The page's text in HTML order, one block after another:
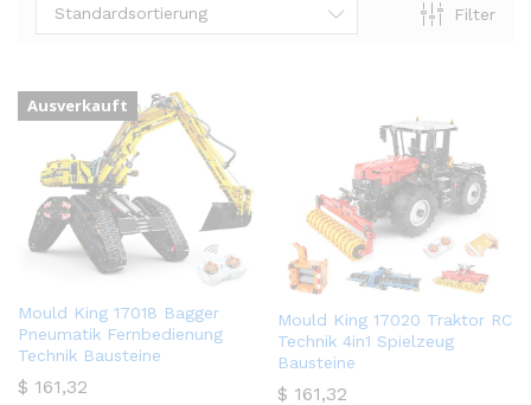
Filter
Standardsortierung
Ausverkauft
Mould King 17018 Bagger
Pneumatik Fernbedienung
Technik Bausteine
$ 161,32
Mould King 17020 Traktor RC
Technik 4in1 Spielzeug
Bausteine
$ 161,32